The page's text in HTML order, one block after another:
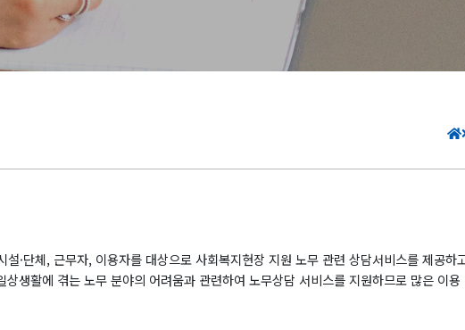
설·단체, 근무자, 이용자를 대상으로 사회복지현장 지원 노무 관련 상담서비스를 제공하
생활에 겪는 노무 분야의 어려움과 관련하여 노무상담 서비스를 지원하므로 많은 이용